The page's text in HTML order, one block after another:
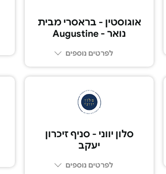
אוגוסטין - בראסרי מבית
נואר - Augustine
לפרטים נוספים
סלון יווני - סניף זיכרון
יעקב
לפרטים נוספים